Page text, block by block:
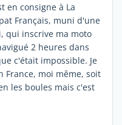
en consigne à La
Français, muni d'une
qui inscrive ma moto
2 heures dans
c'était impossible. Je
France, moi même, soit
les boules mais c'est